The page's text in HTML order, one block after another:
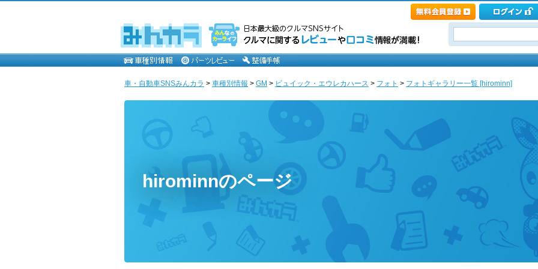
車・自動車SNSみんカラ > 車種別情報 > GM > ビュイック・エウレカハース > フォト > フォトギャラリー一覧 [hirominn]
hirominnのページ